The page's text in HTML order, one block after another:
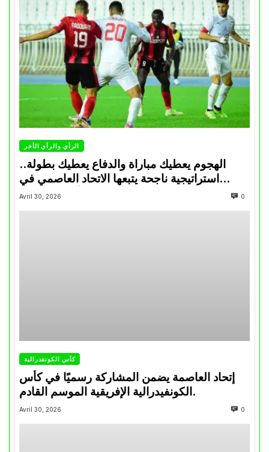
الرأي والرأي الأخر
الهجوم يعطيك مباراة والدفاع يعطيك بطولة..
استراتيجية ناجحة يتبعها الاتحاد العاصمي في
تتويجاته آخر السنوات
Avril 30, 2026 0
كأس الكونفدرالية
إتحاد العاصمة يضمن المشاركة رسميًا في كأس
الكونفيدرالية الإفريقية الموسم القادم.
Avril 30, 2026 0